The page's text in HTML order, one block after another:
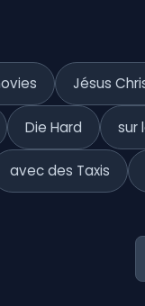
Jésus
Die Hard sur
avec des Taxis